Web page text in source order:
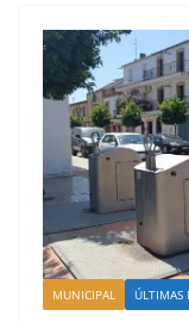
MUNICIPAL ÚLTIMAS